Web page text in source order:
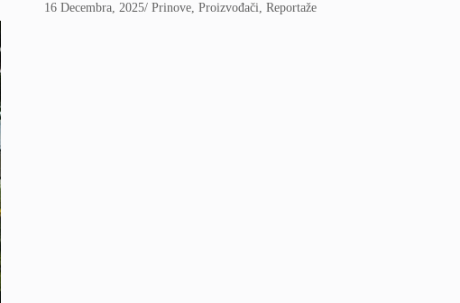
16 Decembra, 2025/Prinove,Proizvođači,Reportaže